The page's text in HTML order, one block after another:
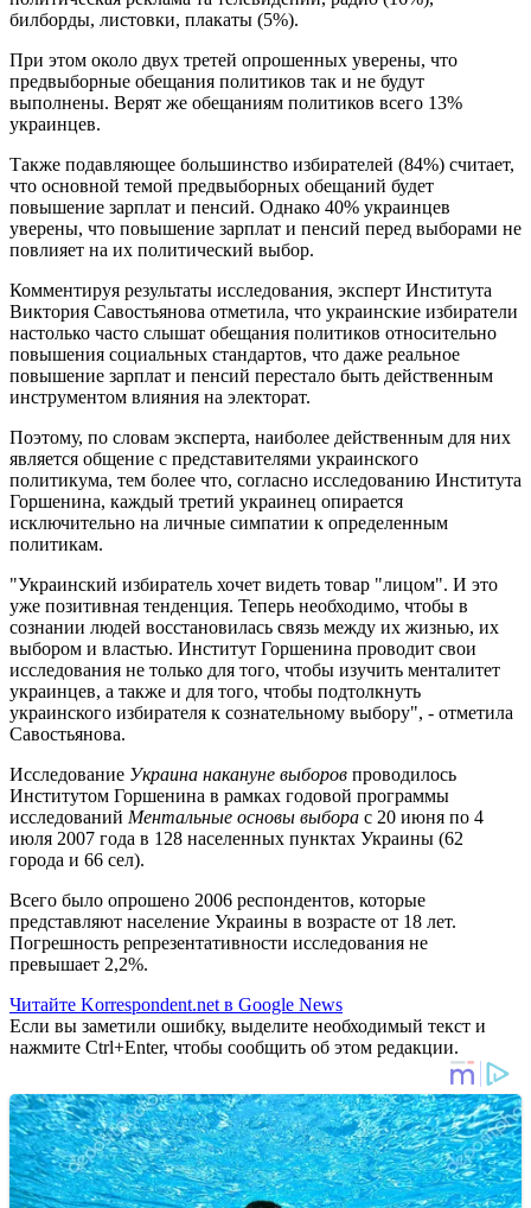
билборды, листовки, плакаты (5%).
При этом около двух третей опрошенных уверены, что
предвыборные обещания политиков так и не будут
выполнены. Верят же обещаниям политиков всего 13%
украинцев.
Также подавляющее большинство избирателей (84%) считает,
что основной темой предвыборных обещаний будет
повышение зарплат и пенсий. Однако 40% украинцев
уверены, что повышение зарплат и пенсий перед выборами не
повлияет на их политический выбор.
Комментируя результаты исследования, эксперт Института
Виктория Савостьянова отметила, что украинские избиратели
настолько часто слышат обещания политиков относительно
повышения социальных стандартов, что даже реальное
повышение зарплат и пенсий перестало быть действенным
инструментом влияния на электорат.
Поэтому, по словам эксперта, наиболее действенным для них
является общение с представителями украинского
политикума, тем более что, согласно исследованию Института
Горшенина, каждый третий украинец опирается
исключительно на личные симпатии к определенным
политикам.
"Украинский избиратель хочет видеть товар "лицом". И это
уже позитивная тенденция. Теперь необходимо, чтобы в
сознании людей восстановилась связь между их жизнью, их
выбором и властью. Институт Горшенина проводит свои
исследования не только для того, чтобы изучить менталитет
украинцев, а также и для того, чтобы подтолкнуть
украинского избирателя к сознательному выбору", - отметила
Савостьянова.
Исследование Украина накануне выборов проводилось
Институтом Горшенина в рамках годовой программы
исследований Ментальные основы выбора с 20 июня по 4
июля 2007 года в 128 населенных пунктах Украины (62
города и 66 сел).
Всего было опрошено 2006 респондентов, которые
представляют население Украины в возрасте от 18 лет.
Погрешность репрезентативности исследования не
превышает 2,2%.
Читайте Korrespondent.net в Google News
Если вы заметили ошибку, выделите необходимый текст и
нажмите Ctrl+Enter, чтобы сообщить об этом редакции.